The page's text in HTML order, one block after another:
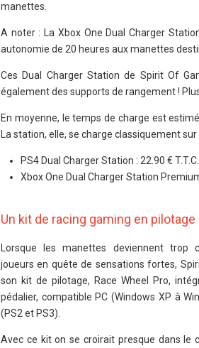
manettes.
A noter : La Xbox One Dual Charger
autonomie de 20 heures aux manettes
Ces Dual Charger Station de Spirit Of
également des supports de rangement !
En moyenne, le temps de charge est
La station, elle, se charge classiquement
PS4 Dual Charger Station : 22.90 € T.T.C.
Xbox One Dual Charger Station
Un kit de racing gaming en
Lorsque les manettes deviennent trop
joueurs en quête de sensations fortes,
son kit de pilotage, Race Wheel Pro,
pédalier, compatible PC (Windows XP à
(PS2 et PS3).
Avec ce kit on se croirait presque dans le